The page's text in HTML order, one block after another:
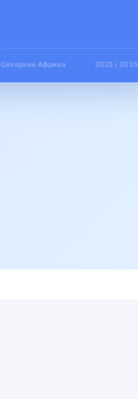
Северная Африка 2025 / 2035